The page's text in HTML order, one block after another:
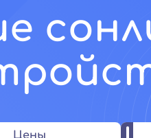
Цены